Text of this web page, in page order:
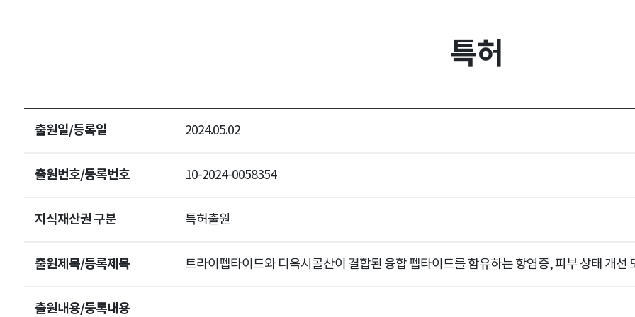
특허
출원일/등록일 2024.05.02
출원번호/등록번호 10-2024-0058354
지식재산권 구분 특허출원
출원제목/등록제목 트라이펩타이드와 디옥시콜산이 결합된 융합 펩타이드를 함유하는 항염증, 피부 상태 개선
출원내용/등록내용